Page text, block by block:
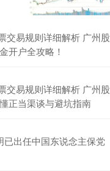
+43.13 +0.93%
交易规则详细解析 广州股
开户全攻略！
交易规则详细解析 广州股
正当渠谈与避坑指南
已出任中国东说念主保党